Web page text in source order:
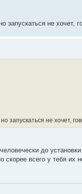
запускаться не хочет,
запускаться не хочет,
до
скорее всего у тебя